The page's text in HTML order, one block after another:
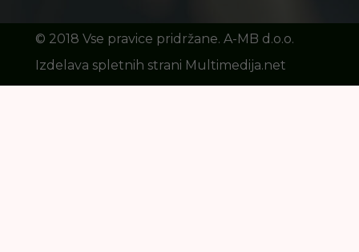
©️ 2018 Vse pravice pridržane. A-MB d.o.o.
Izdelava spletnih strani Multimedija.net